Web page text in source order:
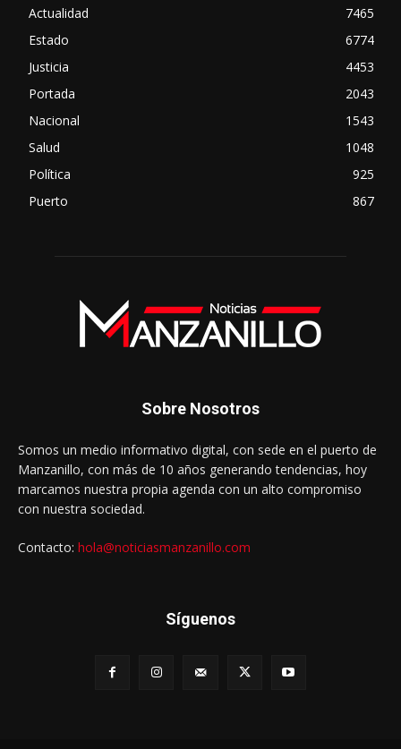
Actualidad
7465
Estado
6774
Justicia
4453
Portada
2043
Nacional
1543
Salud
1048
Política
925
Puerto
867
Sobre Nosotros
Somos un medio informativo digital, con sede en el puerto de
Manzanillo, con más de 10 años generando tendencias, hoy
marcamos nuestra propia agenda con un alto compromiso
con nuestra sociedad.
Contacto: hola@noticiasmanzanillo.com
Síguenos